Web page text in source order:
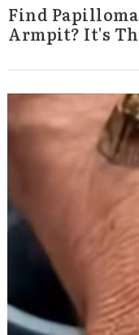
Find
Armpit? It's